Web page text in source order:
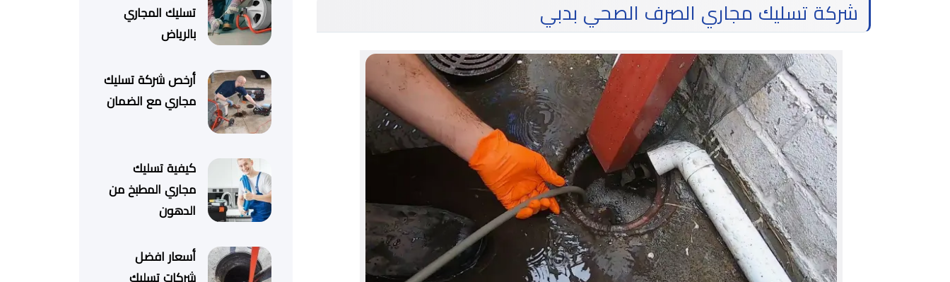
شركة تسليك مجاري الصرف الصحي بدبي
تسليك المجاري
بالرياض
أرخص شركة تسليك
مجاري مع الضمان
كيفية تسليك
مجاري المطبخ من
الدهون
أسعار افضل
شركات تسليك